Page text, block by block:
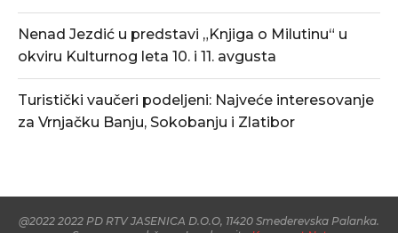
Nenad Jezdić u predstavi „Knjiga o Milutinu“ u
okviru Kulturnog leta 10. i 11. avgusta
Turistički vaučeri podeljeni: Najveće interesovanje
za Vrnjačku Banju, Sokobanju i Zlatibor
@2022 2022 PD RTV JASENICA D.O.O, 11420 Smederevska Palanka.